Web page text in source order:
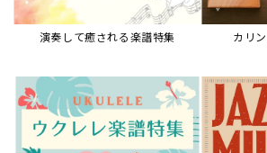
演奏して癒される楽譜特集 カリ